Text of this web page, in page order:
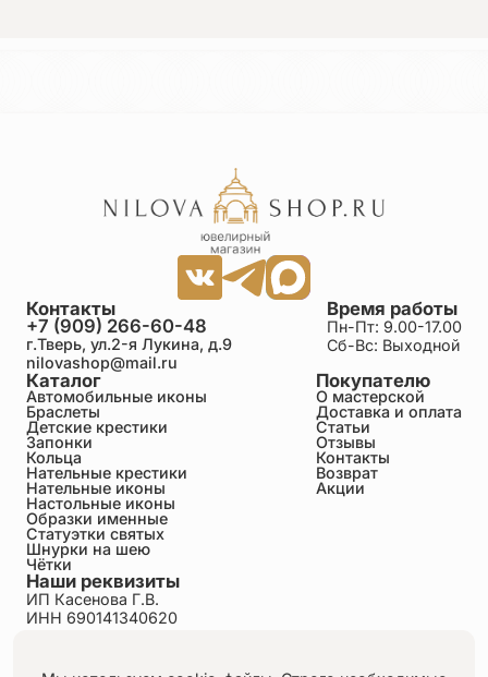
Каталог
Автомобильные иконы
Браслеты
Детские крестики
Запонки
Кольца
Нательные крестики
Нательные иконы
Настольные иконы
Образки именные
Статуэтки святых
Шнурки на шею
Чётки
Покупателю
О мастерской
Доставка и оплата
Статьи
Отзывы
Контакты
Возврат
Акции
Время работы
Пн-Пт: 9.00-17.00
Сб-Вс: Выходной
Контакты
+7 (909) 266-60-48
г.Тверь, ул.2-я Лукина, д.9
nilovashop@mail.ru
Наши реквизиты
ИП Касенова Г.В.
ИНН 690141340620
Пользовательское соглашение